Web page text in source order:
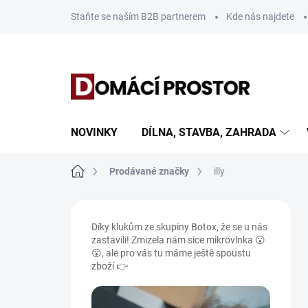
Staňte se naším B2B partnerem Kde nás najdete
NOVINKY DÍLNA, STAVBA, ZAHRADA
Domů Prodávané značky illy
Díky klukům ze skupiny Botox, že se u nás
zastavili! Zmizela nám sice mikrovlnka 😮
😮, ale pro vás tu máme ještě spoustu
zboží 👉